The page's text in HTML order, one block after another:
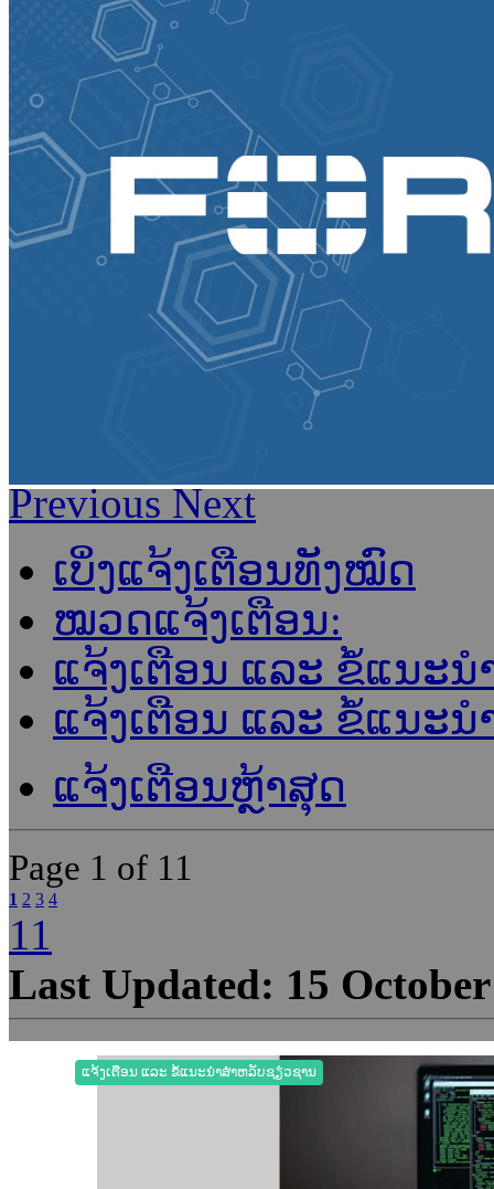
Previous Next
ເບິ່ງແຈ້ງເຕືອນທັງໝົດ
ໝວດແຈ້ງເຕືອນ:
ແຈ້ງເຕືອນ ແລະ ຂໍ້ແນະ
ແຈ້ງເຕືອນ ແລະ ຂໍ້ແນະນ
ແຈ້ງເຕືອນຫຼ້າສຸດ
Page 1 of 11
1 2 3 4
11
Last Updated: 15
ແຈ້ງເຕືອນ ແລະ ຂໍ້ແນະນຳສຳຫລັບຊຽ່ວຊານ